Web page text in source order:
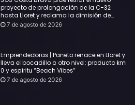
proyecto de prolongación de la C-32
hasta Lloret y reclama la dimisión de
Sílvia Paneque
7 de agosto de 2026
Emprendedoras | Paneto renace en Lloret y
lleva el bocadillo a otro nivel: producto km
0 y espíritu “Beach Vibes”
7 de agosto de 2026